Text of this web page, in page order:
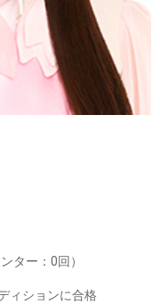
ター：0回）
ィションに合格